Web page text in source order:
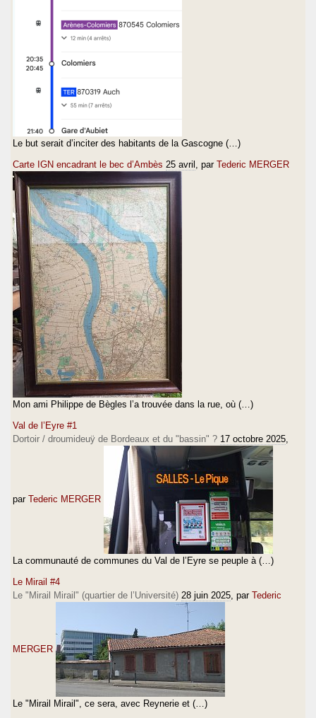
Le but serait d’inciter des habitants de la Gascogne (…)
Carte IGN encadrant le bec d’Ambès 25 avril , par Tederic MERGER
Mon ami Philippe de Bègles l’a trouvée dans la rue, où (…)
Val de l’Eyre #1
Dortoir / droumideuÿ de Bordeaux et du "bassin" ? 17 octobre 2025
par Tederic MERGER
La communauté de communes du Val de l’Eyre se peuple à (…)
Le Mirail #4
Le "Mirail Mirail" (quartier de l’Université) 28 juin 2025 , par Tederic
MERGER
Le "Mirail Mirail", ce sera, avec Reynerie et (…)